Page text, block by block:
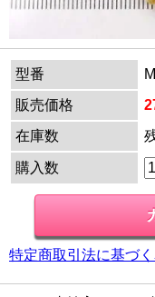
型番
販売価格
在庫数
購入数
特定商取引法に基づ